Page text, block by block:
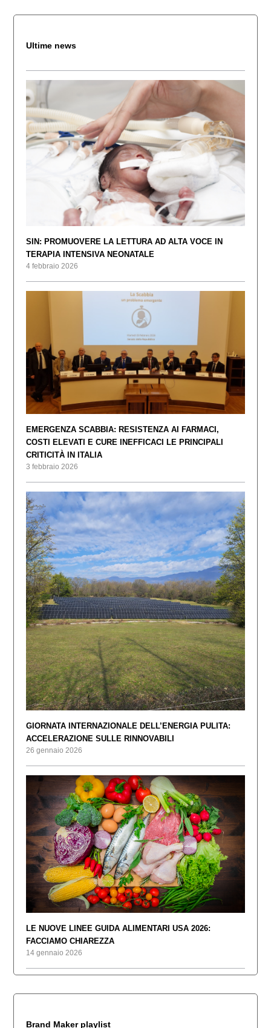
Ultime news
SIN: PROMUOVERE LA LETTURA AD ALTA VOCE IN
TERAPIA INTENSIVA NEONATALE
4 febbraio 2026
EMERGENZA SCABBIA: RESISTENZA AI FARMACI,
COSTI ELEVATI E CURE INEFFICACI LE PRINCIPALI
CRITICITÀ IN ITALIA
3 febbraio 2026
GIORNATA INTERNAZIONALE DELL’ENERGIA PULITA:
ACCELERAZIONE SULLE RINNOVABILI
26 gennaio 2026
LE NUOVE LINEE GUIDA ALIMENTARI USA 2026:
FACCIAMO CHIAREZZA
14 gennaio 2026
Brand Maker playlist